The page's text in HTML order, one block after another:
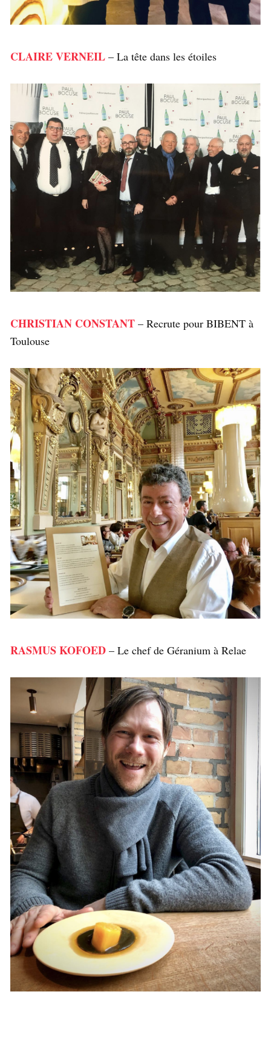
CLAIRE VERNEIL – La tête dans les étoiles
CHRISTIAN CONSTANT – Recrute pour BIBENT à
Toulouse
RASMUS KOFOED – Le chef de Géranium à Relae